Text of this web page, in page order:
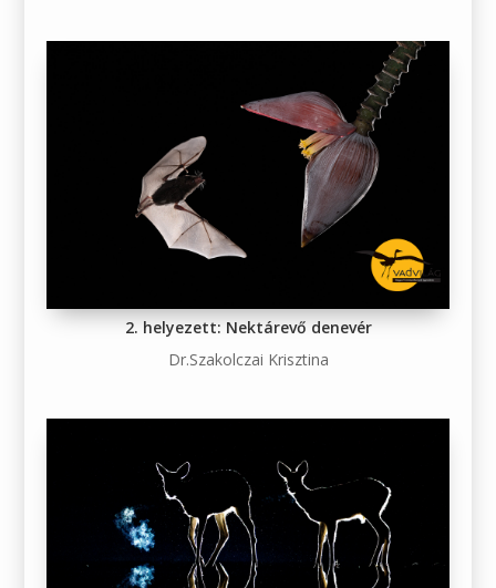
2. helyezett: Nektárevő denevér
Dr.Szakolczai Krisztina